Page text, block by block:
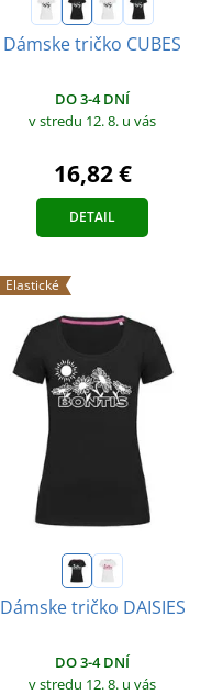
Dámske tričko CUBES
DO 3-4 DNÍ
v stredu 12. 8. u vás
16,82 €
DETAIL
Elastické
Dámske tričko DAISIES
DO 3-4 DNÍ
v stredu 12. 8. u vás